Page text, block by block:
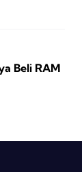
Beli RAM